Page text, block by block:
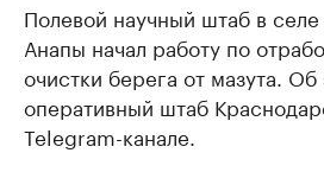
Полевой научный штаб в селе
Анапы начал работу по
очистки берега от мазута.
оперативный штаб
Telegram-канале.